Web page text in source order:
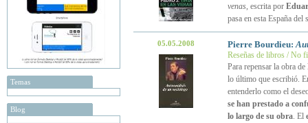
Temas
Blog
venas, escrita por
pasa en esta España
05.05.2008 Pierre Bourdieu:
Reseñas de libros / No
Para repensar la obra de
lo último que escribió.
entenderlo como el
se han prestado a
lo largo de su obra. El